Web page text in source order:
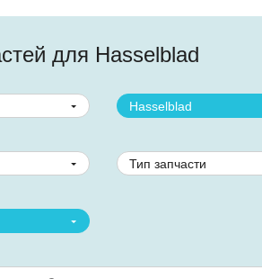
для Hasselblad
Hasselblad
Тип запчасти